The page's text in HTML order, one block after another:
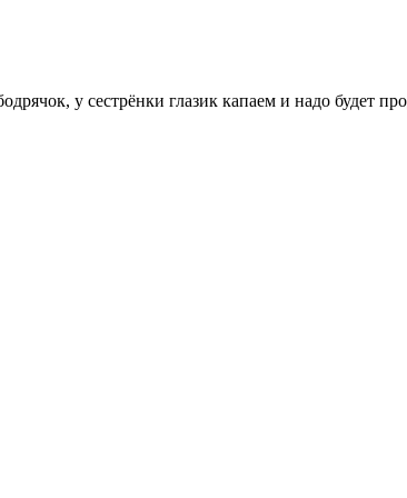
у сестрёнки глазик капаем и надо будет